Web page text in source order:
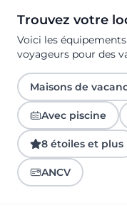
Trouvez votre
Voici les
voyageurs pour des
Maisons de
Avec piscine
8 étoiles et plus
ANCV